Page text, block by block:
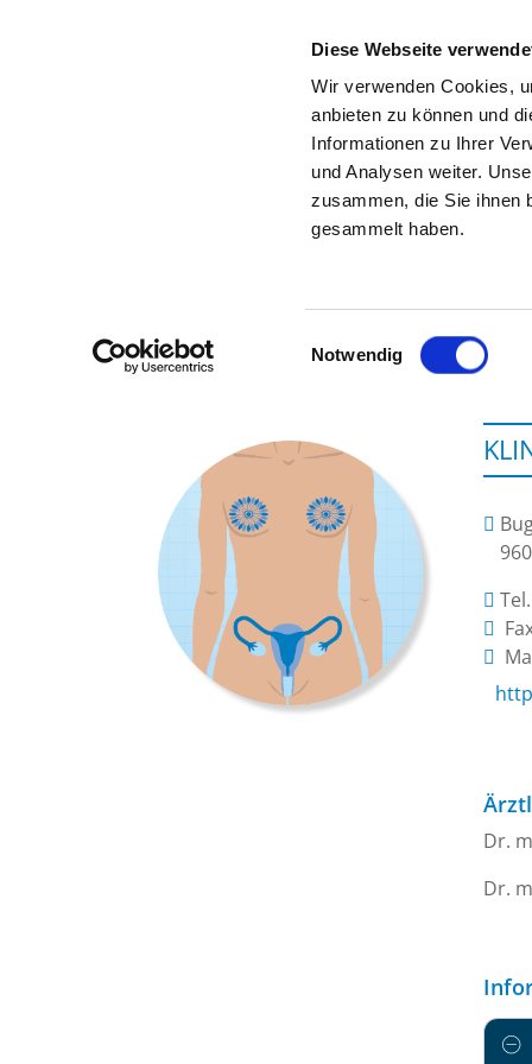
Diese Webseite
Wir verwenden Cookies,
anbieten zu können und
Informationen zu Ihrer
und Analysen weiter.
zusammen, die Sie ihnen
gesammelt haben.
Einwilligungsauswahl
Notwendig
Zur Krankenhaus-Startseite
Dr.
Dr.